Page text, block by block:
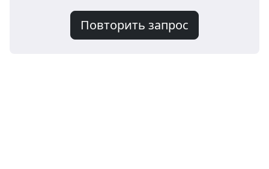
Повторить запрос